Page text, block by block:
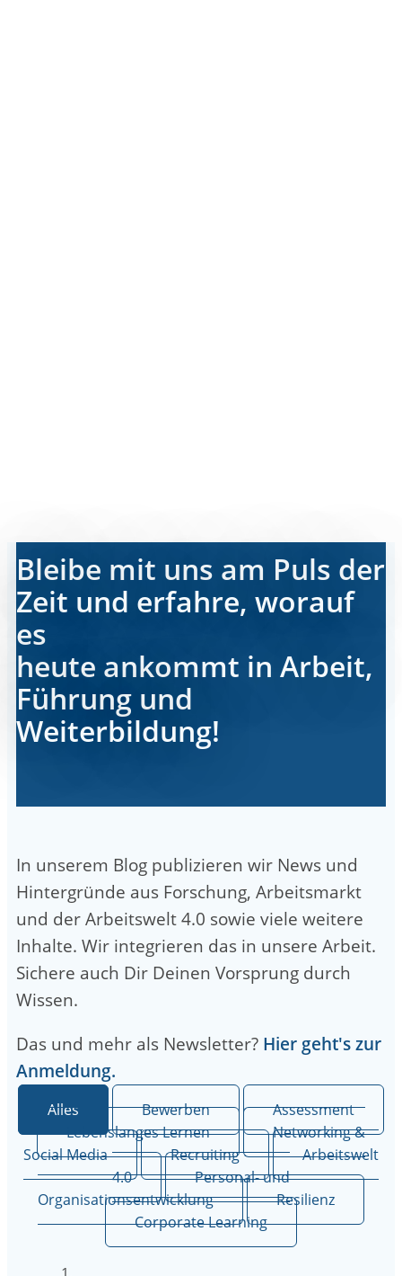
Bleibe mit uns am Puls der
Zeit und erfahre, worauf
es
heute ankommt in Arbeit,
Führung und
Weiterbildung!
In unserem Blog publizieren wir News und
Hintergründe aus Forschung, Arbeitsmarkt
und der Arbeitswelt 4.0 sowie viele weitere
Inhalte. Wir integrieren das in unsere Arbeit.
Sichere auch Dir Deinen Vorsprung durch
Wissen.
Das und mehr als Newsletter? Hier geht's zur
Anmeldung.
Alles Bewerben
Assessment
Lebenslanges Lernen
Networking &
Social Media
Recruiting
Arbeitswelt
4.0
Personal- und
Organisationsentwicklung
Resilienz
Corporate Learning